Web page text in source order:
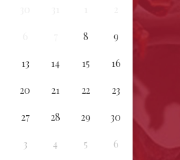
8 9
13 14 15 16
20 21 22 23
27 28 29 30
3 4 5 6